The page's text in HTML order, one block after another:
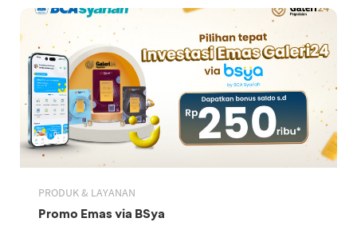
PRODUK & LAYANAN
Promo Emas via BSya